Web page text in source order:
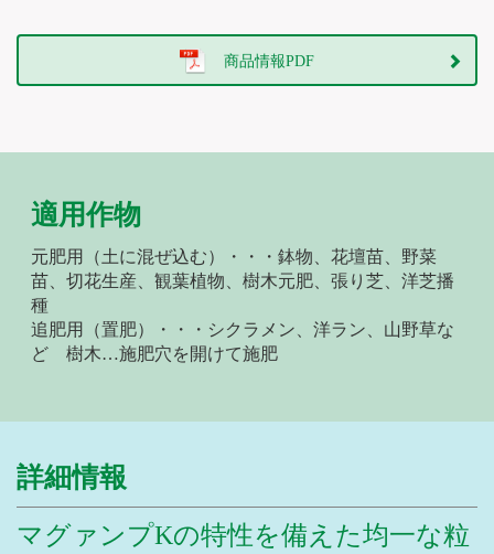
商品情報PDF
適用作物
元肥用（土に混ぜ込む）・・・鉢物、花壇苗、野菜
苗、切花生産、観葉植物、樹木元肥、張り芝、洋芝播
種
追肥用（置肥）・・・シクラメン、洋ラン、山野草な
ど 樹木…施肥穴を開けて施肥
詳細情報
マグァンプKの特性を備えた均一な粒